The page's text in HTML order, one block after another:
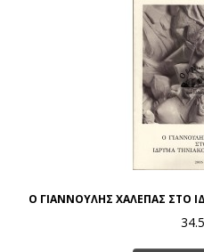
Ο ΓΙΑΝΝΟΥΛΗΣ ΧΑΛΕΠΑΣ ΣΤΟ